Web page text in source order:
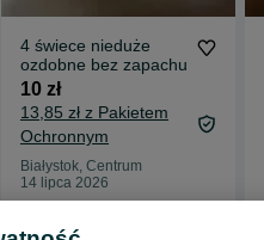
4 świece nieduże
ozdobne bez zapachu
10 zł
13,85 zł z Pakietem
Ochronnym
Białystok, Centrum
14 lipca 2026